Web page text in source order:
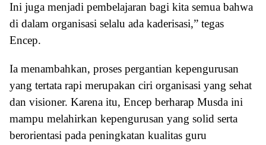
Ini juga menjadi pembelajaran bagi kita semua bahwa
di dalam organisasi selalu ada kaderisasi,” tegas
Encep.
Ia menambahkan, proses pergantian kepengurusan
yang tertata rapi merupakan ciri organisasi yang sehat
dan visioner. Karena itu, Encep berharap Musda ini
mampu melahirkan kepengurusan yang solid serta
berorientasi pada peningkatan kualitas guru